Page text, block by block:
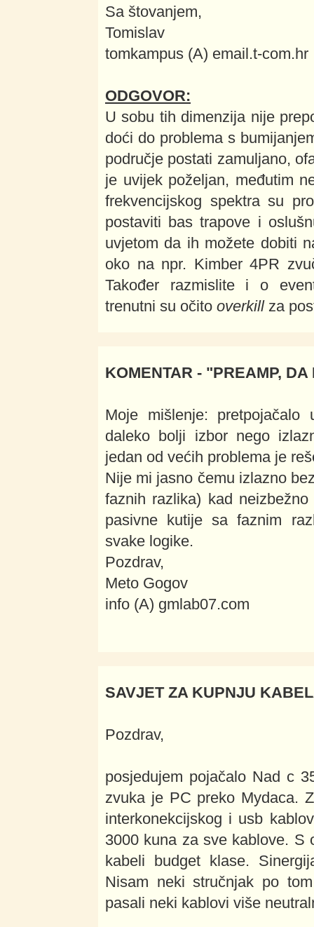
Sa štovanjem,
Tomislav
tomkampus (A) email.t-com.hr
ODGOVOR:
U sobu tih dimenzija nije
doći do problema s
područje postati zamuljano,
je uvijek poželjan, međutim
frekvencijskog spektra su
postaviti bas trapove i
uvjetom da ih možete dobiti
oko na npr. Kimber 4PR
Također razmislite i o
trenutni su očito overkillza
KOMENTAR - "PREAMP, DA
Moje mišlenje:
daleko bolji izbor nego
jedan od većih problema je
Nije mi jasno čemu izlazno
faznih razlika) kad
pasivne kutije sa faznim
svake logike.
Pozdrav,
Meto Gogov
info (A) gmlab07.com
SAVJET ZA KUPNJU
Pozdrav,
posjedujem pojačalo Nad c
zvuka je PC preko Mydaca.
interkonekcijskog i usb
3000 kuna za sve kablove. S
kabeli budget klase.
Nisam neki stručnjak po
pasali neki kablovi više